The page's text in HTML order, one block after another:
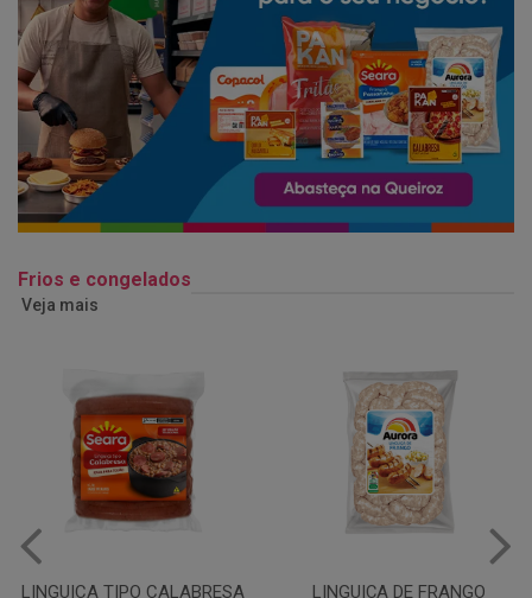
Frios e congelados
Veja mais
LINGUIÇA DE FRANGO QUEIJO MUSSARELA